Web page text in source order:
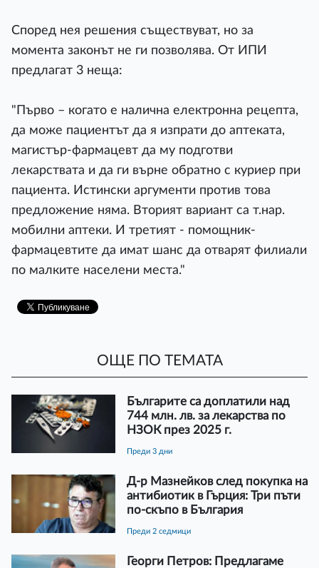
Според нея решения съществуват, но за
момента законът не ги позволява. От ИПИ
предлагат 3 неща:
"Първо – когато е налична електронна рецепта,
да може пациентът да я изпрати до аптеката,
магистър-фармацевт да му подготви
лекарствата и да ги върне обратно с куриер при
пациента. Истински аргументи против това
предложение няма. Вторият вариант са т.нар.
мобилни аптеки. И третият - помощник-
фармацевтите да имат шанс да отварят филиали
по малките населени места."
ОЩЕ ПО ТЕМАТА
Българите са доплатили над
744 млн. лв. за лекарства по
НЗОК през 2025 г.
преди 3 дни
Д-р Мазнейков след покупка на
антибиотик в Гърция: Три пъти
по-скъпо в България
преди 2 седмици
Георги Петров: Предлагаме